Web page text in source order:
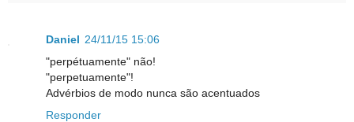
Daniel 24/11/15 15:06
"perpétuamente" não!
"perpetuamente"!
Advérbios de modo nunca são acentuados
Responder